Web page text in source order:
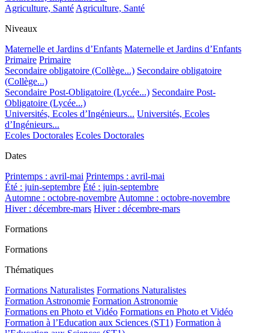
Agriculture, SantéAgriculture, Santé
Niveaux
Maternelle et Jardins d’Enfants Maternelle et Jardins d’Enfants
Primaire Primaire
Secondaire obligatoire (Collège...) Secondaire obligatoire
(Collège...)
Secondaire Post-Obligatoire (Lycée...) Secondaire Post-
Obligatoire (Lycée...)
Universités, Ecoles d’Ingénieurs... Universités, Ecoles
d’Ingénieurs...
Ecoles Doctorales Ecoles Doctorales
Dates
Printemps : avril-mai Printemps : avril-mai
Été : juin-septembre Été : juin-septembre
Automne : octobre-novembreAutomne : octobre-novembre
Hiver : décembre-mars Hiver : décembre-mars
Formations
Formations
Thématiques
Formations Naturalistes Formations Naturalistes
Formation Astronomie Formation Astronomie
Formations en Photo et Vidéo Formations en Photo et Vidéo
Formation à l’Education aux Sciences (ST1) Formation à